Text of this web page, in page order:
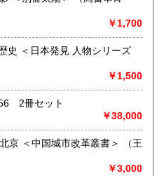
￥1,700
史 ＜日本発見 人物シリーズ
￥1,500
2冊セット
￥38,000
＜中国城市改革叢書＞ （王
￥3,000